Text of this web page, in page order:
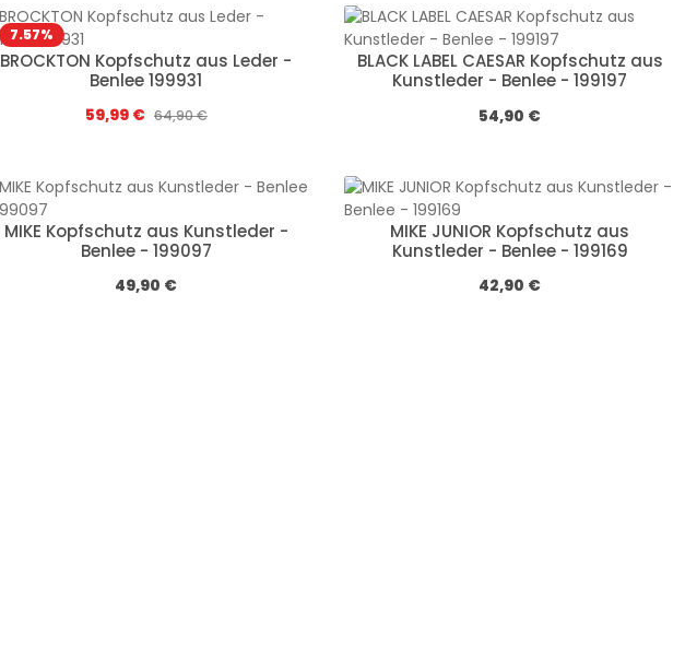
7.57%
BROCKTON Kopfschutz aus Leder -
Benlee 199931
Цена продажи:
59,99 € Обычная цена:
64,90 €
BLACK LABEL CAESAR Kopfschutz aus
Kunstleder - Benlee - 199197
Обычная цена:
54,90 €
MIKE Kopfschutz aus Kunstleder -
Benlee - 199097
Обычная цена:
49,90 €
MIKE JUNIOR Kopfschutz aus
Kunstleder - Benlee - 199169
Обычная цена:
42,90 €